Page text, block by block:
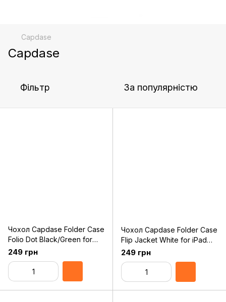
Capdase
Capdase
Фільтр За популярністю
Чохол Capdase Folder Case
Folio Dot Black/Green for
iPad mini (FCAPIPADM-1016)
249 грн
Чохол Capdase Folder Case
Flip Jacket White for iPad
mini (FCAPIPADM-1U02)
249 грн